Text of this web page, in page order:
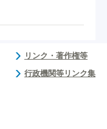
リンク・著作権等
行政機関等リンク集